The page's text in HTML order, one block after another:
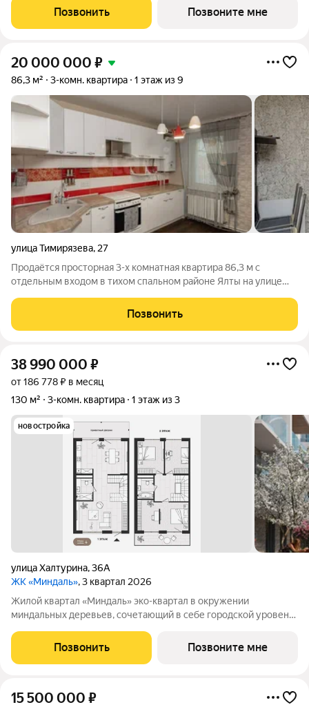
уюта загородной жизни. Жилой квартал «Миндаль»
расположен в Ялте природной сокровищнице
Позвонить Позвоните мне
20 000 000 ₽
86,3 м² 3-комн. квартира 1 этаж из 9
улица Тимирязева, 27
Продаётся просторная 3-х комнатная квартира 86,3 м с
отдельным входом в тихом спальном районе Ялты на улице
зоной барбекю и кладовой. Планировка включает в себя 3
жилых комнаты, балкон, кухню,
Позвонить
38 990 000 ₽
от 186 778 ₽ в месяц
130 м²
3-комн. квартира 1 этаж из 3
новостройка
улица Халтурина,36А
ЖК «Миндаль», 3 квартал 2026
Жилой квартал «Миндаль» эко-квартал в окружении
миндальных деревьев, сочетающий в себе городской уровень
уюта загородной жизни. Жилой квартал «Миндаль»
расположен в Ялте природной сокровищнице
Позвонить Позвоните мне
15 500 000 ₽